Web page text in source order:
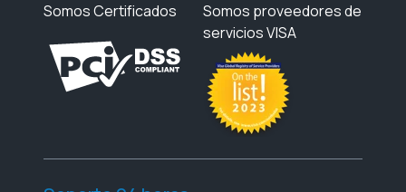
Somos Certificados
Somos proveedores de
servicios VISA